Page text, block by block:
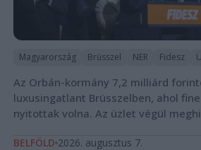
Magyarország Brüsszel NER Fidesz
Az Orbán-kormány 7,2 milliárd
luxusingatlant Brüsszelben, ahol
nyitottak volna. Az üzlet végül
BELFÖLD 2026. augusztus 7.